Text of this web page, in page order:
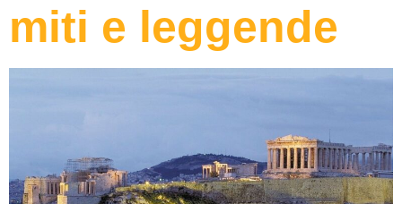
miti e leggende